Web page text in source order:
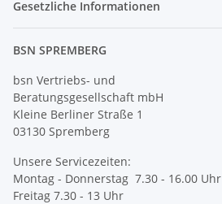
Gesetzliche Informationen
BSN SPREMBERG
bsn Vertriebs- und
Beratungsgesellschaft mbH
Kleine Berliner Straße 1
03130 Spremberg
Unsere Servicezeiten:
Montag - Donnerstag 7.30 - 16.00 Uhr
Freitag 7.30 - 13 Uhr